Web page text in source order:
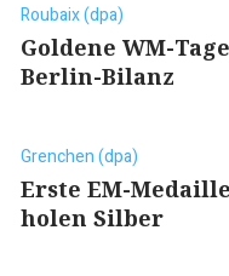
Roubaix (dpa)
Goldene WM-
Berlin-Bilanz
Grenchen (dpa)
Erste EM-
holen Silber